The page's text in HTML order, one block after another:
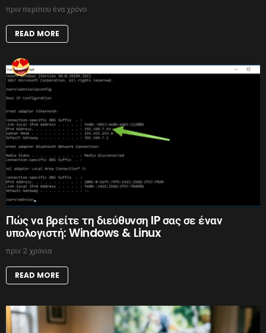
πριν περίπου ένα χρόνο
READ MORE
Πώς να βρείτε τη διεύθυνση IP σας σε έναν
υπολογιστή: Windows & Linux
πριν 2 χρόνια
READ MORE